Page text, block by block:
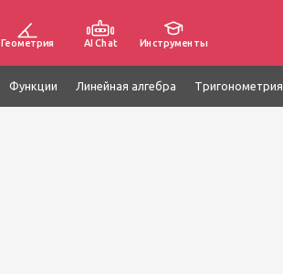
Геометрия AI Chat Инструменты
Функции Линейная алгебра Тригонометрия